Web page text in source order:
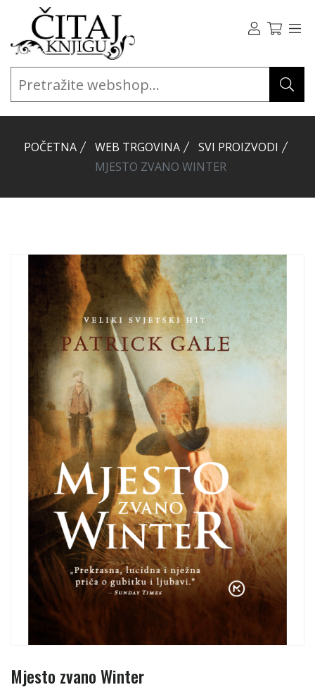
POČETNA WEB TRGOVINA
SVI PROIZVODI
MJESTO ZVANO WINTER
Mjesto zvano Winter